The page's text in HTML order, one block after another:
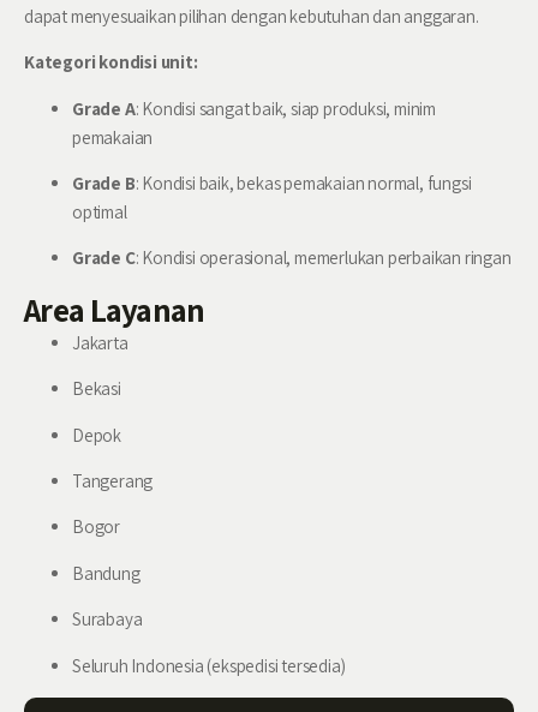
dapat menyesuaikan pilihan dengan kebutuhan dan anggaran.
Kategori kondisi unit:
Grade A: Kondisi sangat baik, siap produksi, minim
pemakaian
Grade B: Kondisi baik, bekas pemakaian normal, fungsi
optimal
Grade C: Kondisi operasional, memerlukan perbaikan ringan
Area Layanan
Jakarta
Bekasi
Depok
Tangerang
Bogor
Bandung
Surabaya
Seluruh Indonesia (ekspedisi tersedia)